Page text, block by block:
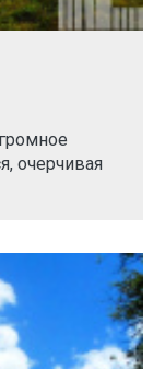
очерчивая